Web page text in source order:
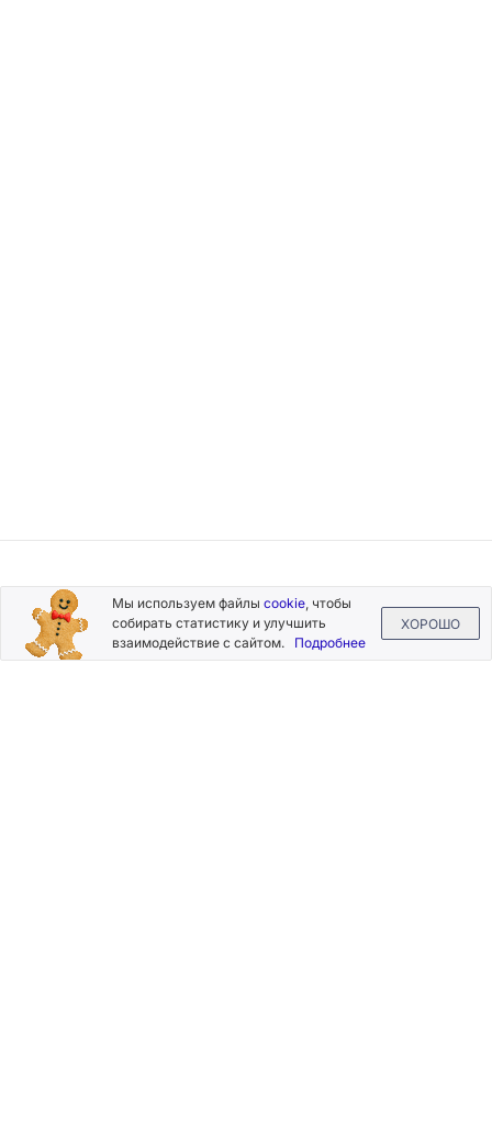
Подписывайтесь
на новости и акции
Мы используем файлы cookie, чтобы
собирать статистику и улучшить
взаимодействие с сайтом. Подробнее
ХОРОШО